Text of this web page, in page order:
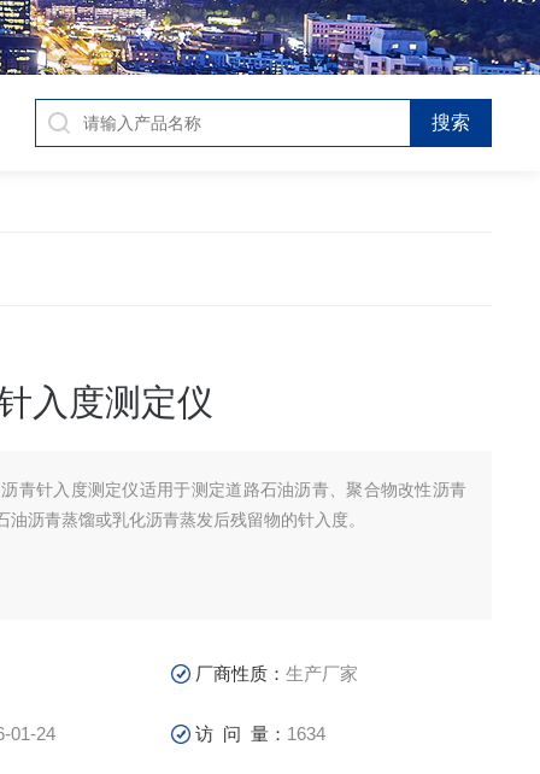
入度测定仪
青针入度测定仪适用于测定道路石油沥青、聚合物改性沥青
油沥青蒸馏或乳化沥青蒸发后残留物的针入度。
厂商性质：生产厂家
01-24 访 问 量： 1634